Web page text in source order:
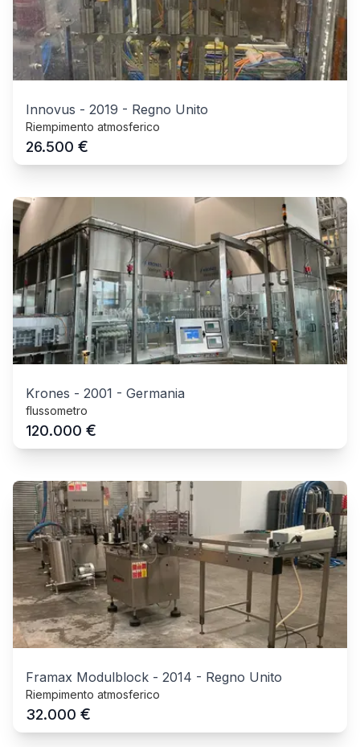
Innovus - 2019 - Regno Unito
Riempimento atmosferico
26.500 €
Krones - 2001 - Germania
flussometro
120.000 €
Framax Modulblock - 2014 - Regno Unito
Riempimento atmosferico
32.000 €